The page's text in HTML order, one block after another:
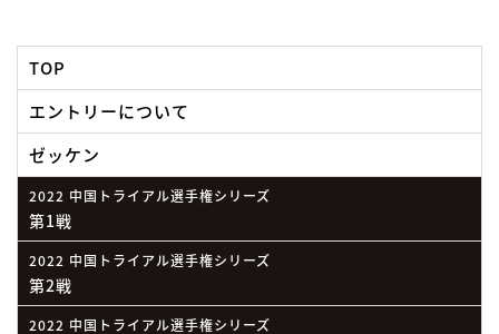
TOP
エントリーについて
ゼッケン
2022 中国トライアル選手権シリーズ
第1戦
2022 中国トライアル選手権シリーズ
第2戦
2022 中国トライアル選手権シリーズ